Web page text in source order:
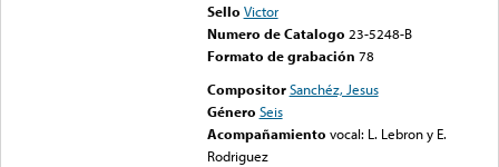
Sello Victor
Numero de Catalogo 23-5248-B
Formato de grabación 78
Compositor Sanchéz, Jesus
Género Seis
Acompañamiento vocal: L. Lebron y E.
Rodriguez